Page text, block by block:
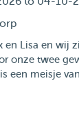
en Lisa en wij
onze twee
een meisje